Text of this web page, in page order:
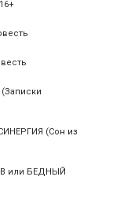
(Сон из
или БЕДНЫЙ